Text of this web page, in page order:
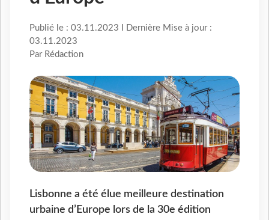
Publié le : 03.11.2023 I Dernière Mise à jour :
03.11.2023
Par Rédaction
Lisbonne a été élue meilleure destination
urbaine d’Europe lors de la 30e édition